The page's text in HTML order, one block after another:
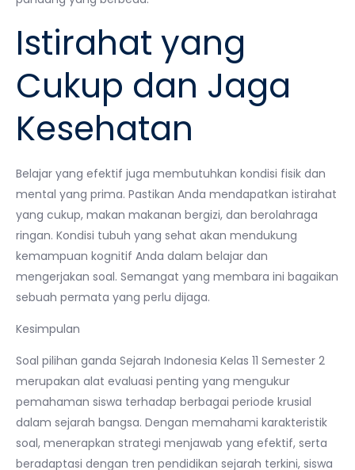
Istirahat yang
Cukup dan Jaga
Kesehatan
Belajar yang efektif juga membutuhkan kondisi fisik dan
mental yang prima. Pastikan Anda mendapatkan istirahat
yang cukup, makan makanan bergizi, dan berolahraga
ringan. Kondisi tubuh yang sehat akan mendukung
kemampuan kognitif Anda dalam belajar dan
mengerjakan soal. Semangat yang membara ini bagaikan
sebuah permata yang perlu dijaga.
Kesimpulan
Soal pilihan ganda Sejarah Indonesia Kelas 11 Semester 2
merupakan alat evaluasi penting yang mengukur
pemahaman siswa terhadap berbagai periode krusial
dalam sejarah bangsa. Dengan memahami karakteristik
soal, menerapkan strategi menjawab yang efektif, serta
beradaptasi dengan tren pendidikan sejarah terkini, siswa